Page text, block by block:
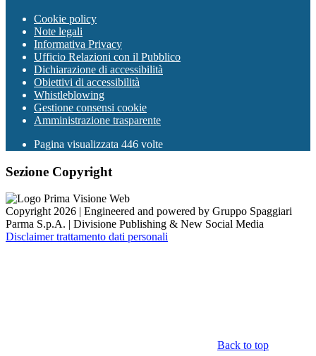
Cookie policy
Note legali
Informativa Privacy
Ufficio Relazioni con il Pubblico
Dichiarazione di accessibilità
Obiettivi di accessibilità
Whistleblowing
Gestione consensi cookie
Amministrazione trasparente
Pagina visualizzata 446 volte
Sezione Copyright
Copyright 2026 | Engineered and powered by Gruppo Spaggiari
Parma S.p.A. | Divisione Publishing & New Social Media
Disclaimer trattamento dati personali
Back to top